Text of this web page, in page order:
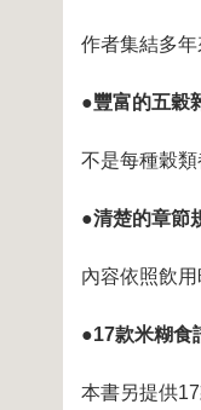
作者集結多
●豐富的五穀
不是每種穀
●清楚的章節
內容依照飲
●17款米糊食
本書另提供